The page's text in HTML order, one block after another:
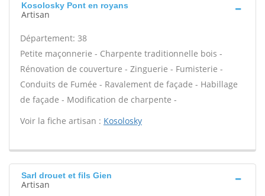
Kosolosky Pont en royans
Artisan
Département: 38
Petite maçonnerie - Charpente traditionnelle bois -
Rénovation de couverture - Zinguerie - Fumisterie -
Conduits de Fumée - Ravalement de façade - Habillage
de façade - Modification de charpente -
Voir la fiche artisan : Kosolosky
Sarl drouet et fils Gien
Artisan